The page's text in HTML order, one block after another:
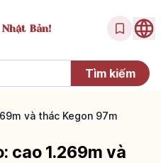
Bản!
và thác Kegon 97m
cao 1.269m và